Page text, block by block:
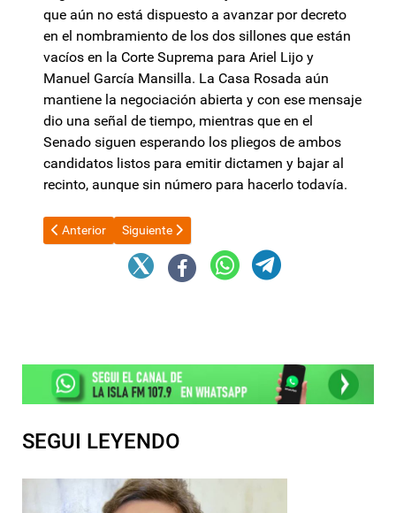
que aún no está dispuesto a avanzar por decreto
en el nombramiento de los dos sillones que están
vacíos en la Corte Suprema para Ariel Lijo y
Manuel García Mansilla. La Casa Rosada aún
mantiene la negociación abierta y con ese mensaje
dio una señal de tiempo, mientras que en el
Senado siguen esperando los pliegos de ambos
candidatos listos para emitir dictamen y bajar al
recinto, aunque sin número para hacerlo todavía.
Artículo anterior: Jalil participó del reclamo nacional por la
Anterior Artículo siguiente: Manuel Adorni anunció que se
Siguiente
SEGUI LEYENDO